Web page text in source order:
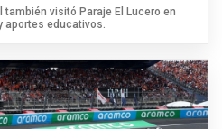
visitó Paraje El Lucero en
aportes educativos.